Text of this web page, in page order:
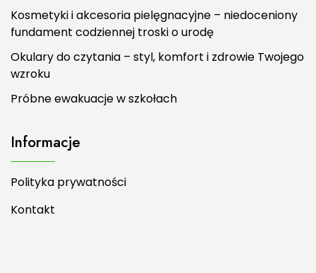
Kosmetyki i akcesoria pielęgnacyjne – niedoceniony
fundament codziennej troski o urodę
Okulary do czytania – styl, komfort i zdrowie Twojego
wzroku
Próbne ewakuacje w szkołach
Informacje
Polityka prywatności
Kontakt